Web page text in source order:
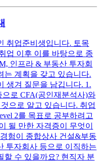
취업준비생입니다. 토목
업 이후 이를 바탕으로 종
인프라 & 부동산 투자회
는 계획을 갖고 있습니다.
생겨 질문을 남깁니다. 1.
로 CFA(공인재분석사)와
으로 알고 있습니다. 취업
2를 목표로 공부하려고
될 만한 자격증이 무엇이
험이 종합상사 건설&부동
투자회사 등으로 이직하는
할 수 있을까요? 현직자 분